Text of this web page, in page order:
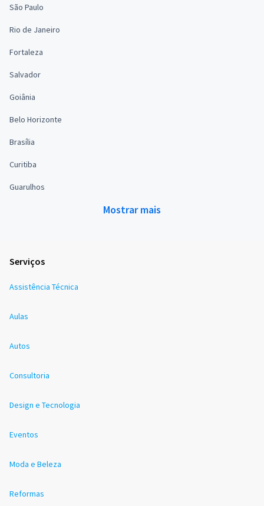
São Paulo
Rio de Janeiro
Fortaleza
Salvador
Goiânia
Belo Horizonte
Brasília
Curitiba
Guarulhos
Mostrar mais
Serviços
Assistência Técnica
Aulas
Autos
Consultoria
Design e Tecnologia
Eventos
Moda e Beleza
Reformas